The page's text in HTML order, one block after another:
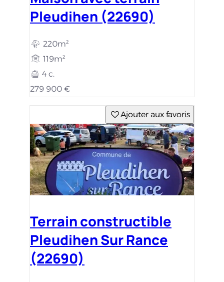
Pleudihen (22690)
220m²
119m²
4 c.
279 900 €
Ajouter aux favoris
Terrain constructible
Pleudihen Sur Rance
(22690)